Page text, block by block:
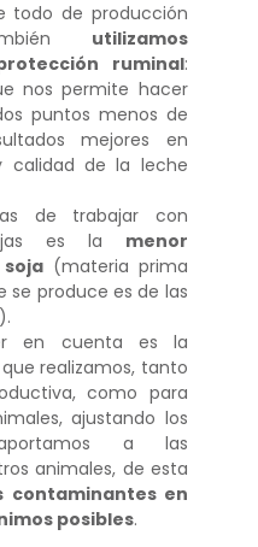
todo de producción
utilizamos
ruminal:
nos permite hacer
puntos menos de
mejores en
de la leche
de trabajar con
es la menor
(materia prima
se produce es de las
en cuenta es la
realizamos, tanto
como para
ajustando los
a las
animales, de esta
contaminantes en
posibles.